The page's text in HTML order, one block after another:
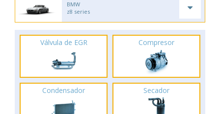
BMW
z8 series
Válvula de EGR Compresor
Condensador Secador